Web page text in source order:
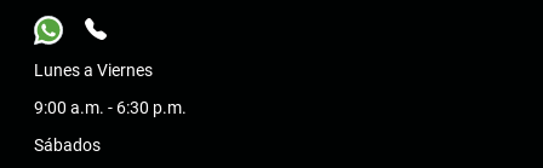
Lunes a Viernes
9:00 a.m. - 6:30 p.m.
Sábados